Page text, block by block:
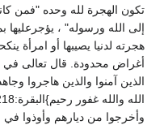
تكون الهجرة لله وحده "فمن
إلى الله ورسوله" ،
هجرته لدنيا يصيبها أو امرأة
أغراض محدودة. قال تعالى في
الذين آمنوا والذين هاجروا
وأخرجوا من ديارهم وأوذوا في